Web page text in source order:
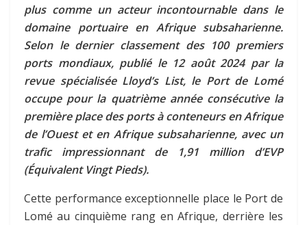
plus comme un acteur incontournable dans le
domaine portuaire en Afrique subsaharienne.
Selon le dernier classement des 100 premiers
ports mondiaux, publié le 12 août 2024 par la
revue spécialisée Lloyd’s List, le Port de Lomé
occupe pour la quatrième année consécutive la
première place des ports à conteneurs en Afrique
de l’Ouest et en Afrique subsaharienne, avec un
trafic impressionnant de 1,91 million d’EVP
(Équivalent Vingt Pieds).
Cette performance exceptionnelle place le Port de
Lomé au cinquième rang en Afrique, derrière les